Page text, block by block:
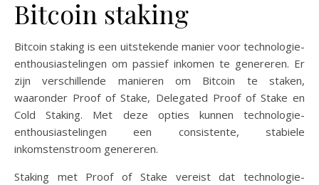
Bitcoin staking
Bitcoin staking is een uitstekende manier voor technologie-
enthousiastelingen om passief inkomen te genereren. Er
zijn verschillende manieren om Bitcoin te staken,
waaronder Proof of Stake, Delegated Proof of Stake en
Cold Staking. Met deze opties kunnen technologie-
enthousiastelingen een consistente, stabiele
inkomstenstroom genereren.
Staking met Proof of Stake vereist dat technologie-